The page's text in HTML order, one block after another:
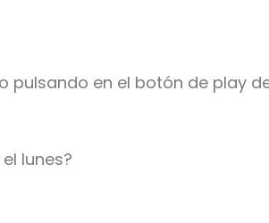
pulsando en el botón de play
lunes?